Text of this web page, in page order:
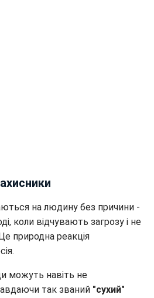
на людину без причини -
коли відчувають загрозу і не
природна реакція
можуть навіть не
так званий "сухий"